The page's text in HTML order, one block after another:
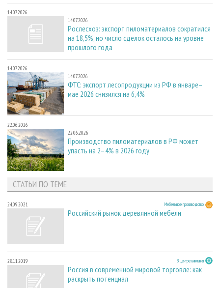
14.07.2026
14.07.2026
Рослесхоз: экспорт пиломатериалов сократился
на 18,5%, но число сделок осталось на уровне
прошлого года
14.07.2026
14.07.2026
ФТС: экспорт лесопродукции из РФ в январе–
мае 2026 снизился на 6,4%
22.06.2026
22.06.2026
Производство пиломатериалов в РФ может
упасть на 2–4% в 2026 году
СТАТЬИ ПО ТЕМЕ
24.09.2021 Мебельное производство
Российский рынок деревянной мебели
28.11.2019 В центре внимания
Россия в современной мировой торговле: как
раскрыть потенциал